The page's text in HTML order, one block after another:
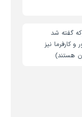
گفته شد
کارفرما نیز
هستند)